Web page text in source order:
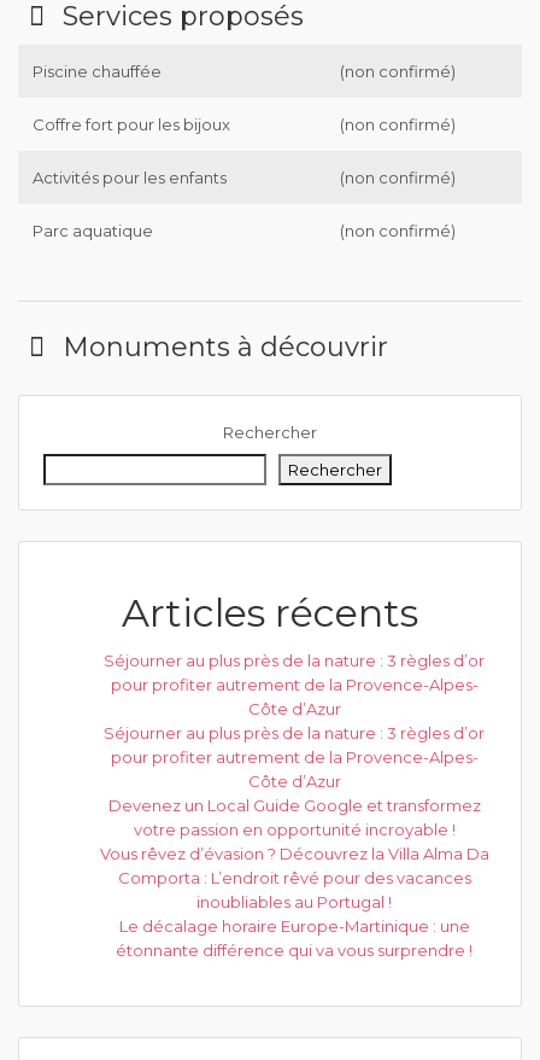
Services proposés
Piscine chauffée (non confirmé)
Coffre fort pour les bijoux (non confirmé)
Activités pour les enfants (non confirmé)
Parc aquatique (non confirmé)
Monuments à découvrir
Rechercher
Rechercher
Articles récents
Séjourner au plus près de la nature : 3 règles d’or
pour profiter autrement de la Provence-Alpes-
Côte d’Azur
Séjourner au plus près de la nature : 3 règles d’or
pour profiter autrement de la Provence-Alpes-
Côte d’Azur
Devenez un Local Guide Google et transformez
votre passion en opportunité incroyable !
Vous rêvez d’évasion ? Découvrez la Villa Alma Da
Comporta : L’endroit rêvé pour des vacances
inoubliables au Portugal !
Le décalage horaire Europe-Martinique : une
étonnante différence qui va vous surprendre !